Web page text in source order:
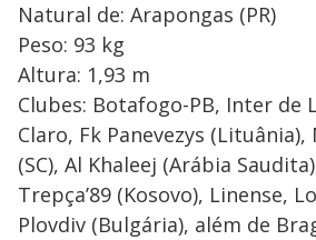
Natural de: Arapongas (PR)
Peso: 93 kg
Altura: 1,93 m
Clubes: Botafogo-PB, Inter de
Claro, Fk Panevezys
(SC), Al Khaleej (Arábia
Trepça’89 (Kosovo), Linense,
Plovdiv (Bulgária), além de